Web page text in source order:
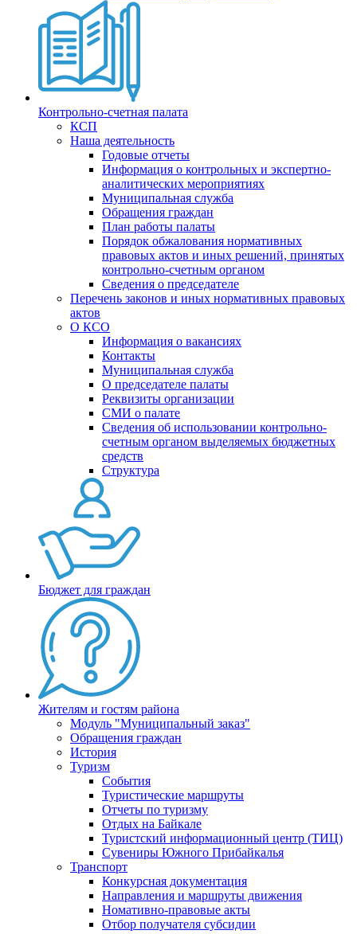
Контрольно-счетная палата
КСП
Наша деятельность
Годовые отчеты
Информация о контрольных и экспертно-
аналитических мероприятиях
Муниципальная служба
Обращения граждан
План работы палаты
Порядок обжалования нормативных
правовых актов и иных решений, принятых
контрольно-счетным органом
Сведения о председателе
Перечень законов и иных нормативных правовых
актов
О КСО
Информация о вакансиях
Контакты
Муниципальная служба
О председателе палаты
Реквизиты организации
СМИ о палате
Сведения об использовании контрольно-
счетным органом выделяемых бюджетных
средств
Структура
Бюджет для граждан
Жителям и гостям района
Модуль "Муниципальный заказ"
Обращения граждан
История
Туризм
События
Туристические маршруты
Отчеты по туризму
Отдых на Байкале
Туристский информационный центр (ТИЦ)
Сувениры Южного Прибайкалья
Транспорт
Конкурсная документация
Направления и маршруты движения
Номативно-правовые акты
Отбор получателя субсидии